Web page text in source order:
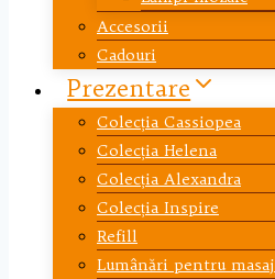
Accesorii
Cadouri
Prezentare
Colecția Cassiopea
Colecția Helena
Colecția Alexandra
Colecția Inspire
Refill
Lumânări pentru masaj